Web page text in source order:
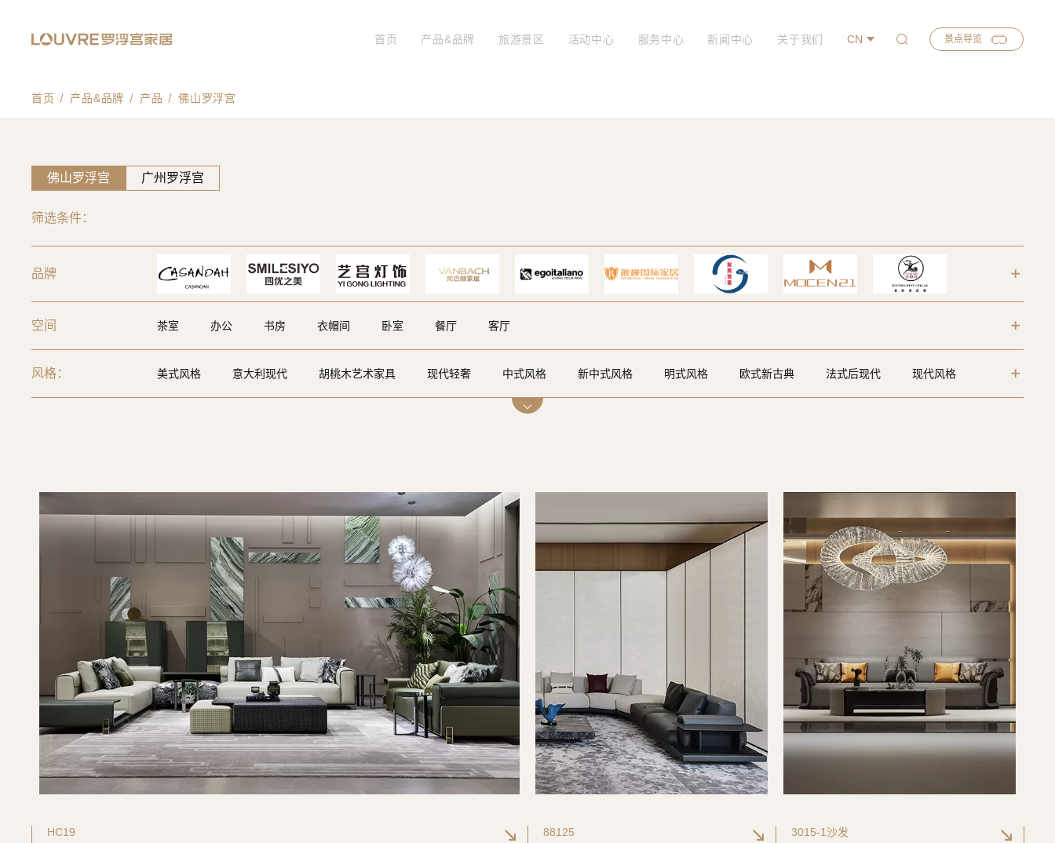
首页 产品&品牌 旅游景区 活动中心 服务中心 新闻中心 关于我们 CN 景点导览
首页 产品&品牌 产品 佛山罗浮宫
佛山罗浮宫 广州罗浮宫
筛选条件：
品牌
空间 茶室 办公 书房 衣帽间 卧室 餐厅 客厅
风格： 美式风格 意大利现代 胡桃木艺术家具 现代轻奢 中式风格 新中式风格 明式风格 欧式新古典 法式后现代 现代风格
HC19 88125 3015-1沙发